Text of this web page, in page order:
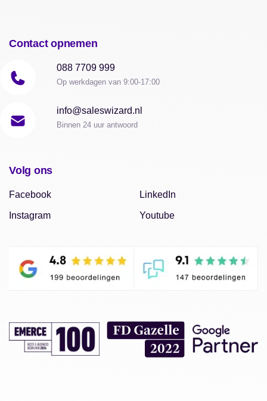
Contact opnemen
088 7709 999
Op werkdagen van 9:00-17:00
info@saleswizard.nl
Binnen 24 uur antwoord
Volg ons
Facebook
Instagram
LinkedIn
Youtube